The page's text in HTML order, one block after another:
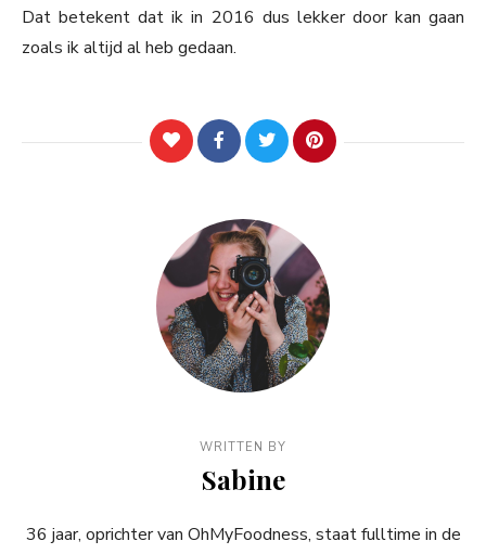
Dat betekent dat ik in 2016 dus lekker door kan gaan
zoals ik altijd al heb gedaan.
WRITTEN BY
Sabine
36 jaar, oprichter van OhMyFoodness, staat fulltime in de